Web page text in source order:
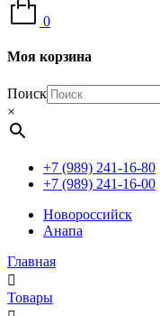
0
Моя корзина
Поиск
×
+7 (989) 241-16-80
+7 (989) 241-16-00
Новороссийск
Анапа
Главная
Товары